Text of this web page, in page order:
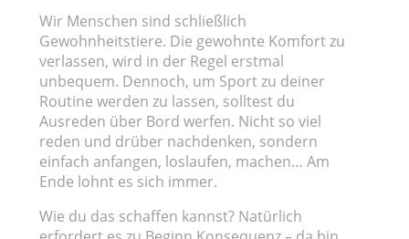
Wir Menschen sind schließlich
Gewohnheitstiere. Die gewohnte Komfort zu
verlassen, wird in der Regel erstmal
unbequem. Dennoch, um Sport zu deiner
Routine werden zu lassen, solltest du
Ausreden über Bord werfen. Nicht so viel
reden und drüber nachdenken, sondern
einfach anfangen, loslaufen, machen… Am
Ende lohnt es sich immer.
Wie du das schaffen kannst? Natürlich